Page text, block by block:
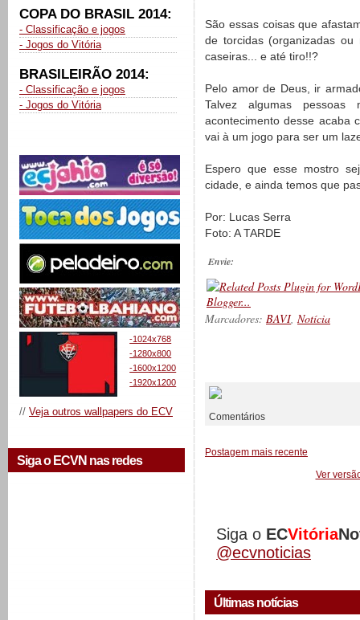
COPA DO BRASIL 2014:
- Classificação e jogos
- Jogos do Vitória
BRASILEIRÃO 2014:
- Classificação e jogos
- Jogos do Vitória
-1024x768
-1280x800
-1600x1200
-1920x1200
// Veja outros wallpapers do ECV
Siga o ECVN nas redes
São essas coisas que
de torcidas (organizadas ou
caseiras... e até tiro!!?
Pelo amor de Deus, ir
Talvez algumas
acontecimento desse acaba
vai à um jogo para ser um
Espero que esse mostro
cidade, e ainda temos que
Por: Lucas Serra
Foto: A TARDE
Envie:
Marcadores: BAVI, Notícia
Comentários
Postagem mais recente
Ver
Siga o ECVitória
@ecvnoticias
Últimas notícias